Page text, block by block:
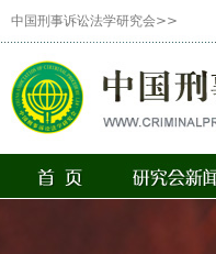
中国刑事诉讼法学研究会>>